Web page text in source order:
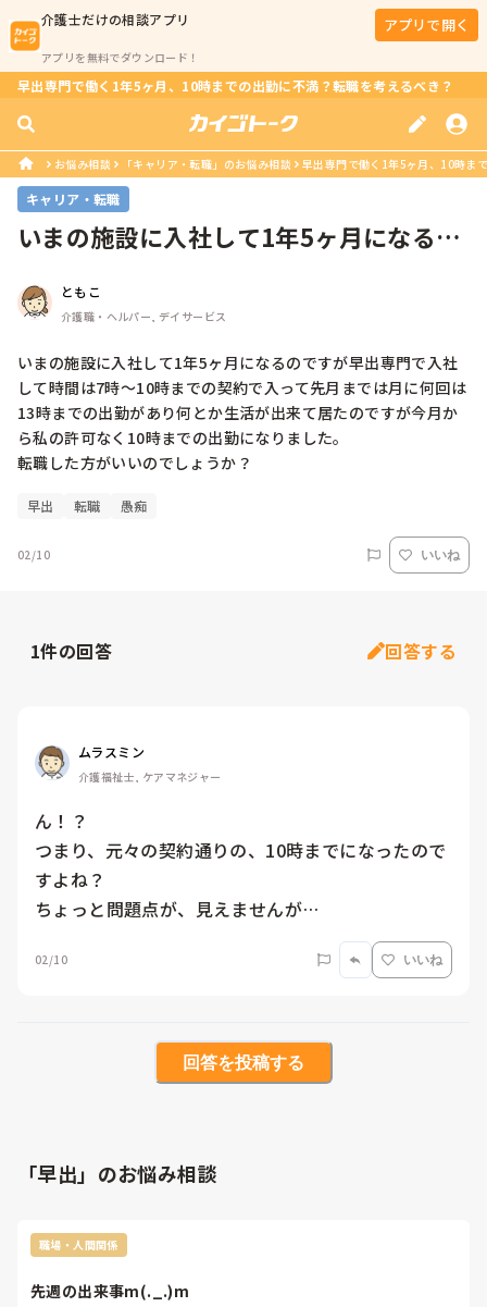
介護士だけの相談アプリ
アプリを無料でダウンロード！
アプリで開く
早出専門で働く1年5ヶ月、10時までの出勤に不満？転職を考えるべき？
お悩み相談 「キャリア・転職」のお悩み相談 早出専門で働く1年5ヶ月、10時ま
キャリア・転職
いまの施設に入社して1年5ヶ月になるの
ともこ
介護職・ヘルパー, デイサービス
いまの施設に入社して1年5ヶ月になるのですが早出専門で入社
して時間は7時～10時までの契約で入って先月までは月に何回は
13時までの出勤があり何とか生活が出来て居たのですが今月か
ら私の許可なく10時までの出勤になりました。
転職した方がいいのでしょうか？
早出 転職 愚痴
02/10 いいね
1件の回答 回答する
ムラスミン
介護福祉士, ケアマネジャー
ん！？
つまり、元々の契約通りの、10時までになったので
すよね？
ちょっと問題点が、見えませんが…
02/10 いいね
回答を投稿する
「早出」のお悩み相談
職場・人間関係
先週の出来事m(._.)m